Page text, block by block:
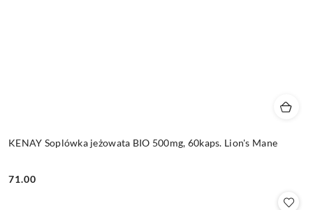
KENAY Soplówka jeżowata BIO 500mg, 60kaps. Lion's Mane
Cena:
71.00